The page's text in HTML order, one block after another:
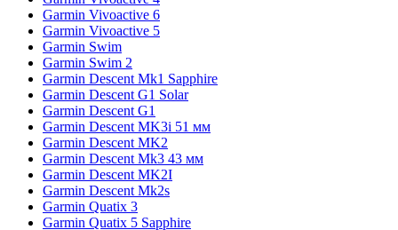
Garmin Vivoactive 6
Garmin Vivoactive 5
Garmin Swim
Garmin Swim 2
Garmin Descent Mk1 Sapphire
Garmin Descent G1 Solar
Garmin Descent G1
Garmin Descent MK3i 51 мм
Garmin Descent MK2
Garmin Descent Mk3 43 мм
Garmin Descent MK2I
Garmin Descent Mk2s
Garmin Quatix 3
Garmin Quatix 5 Sapphire